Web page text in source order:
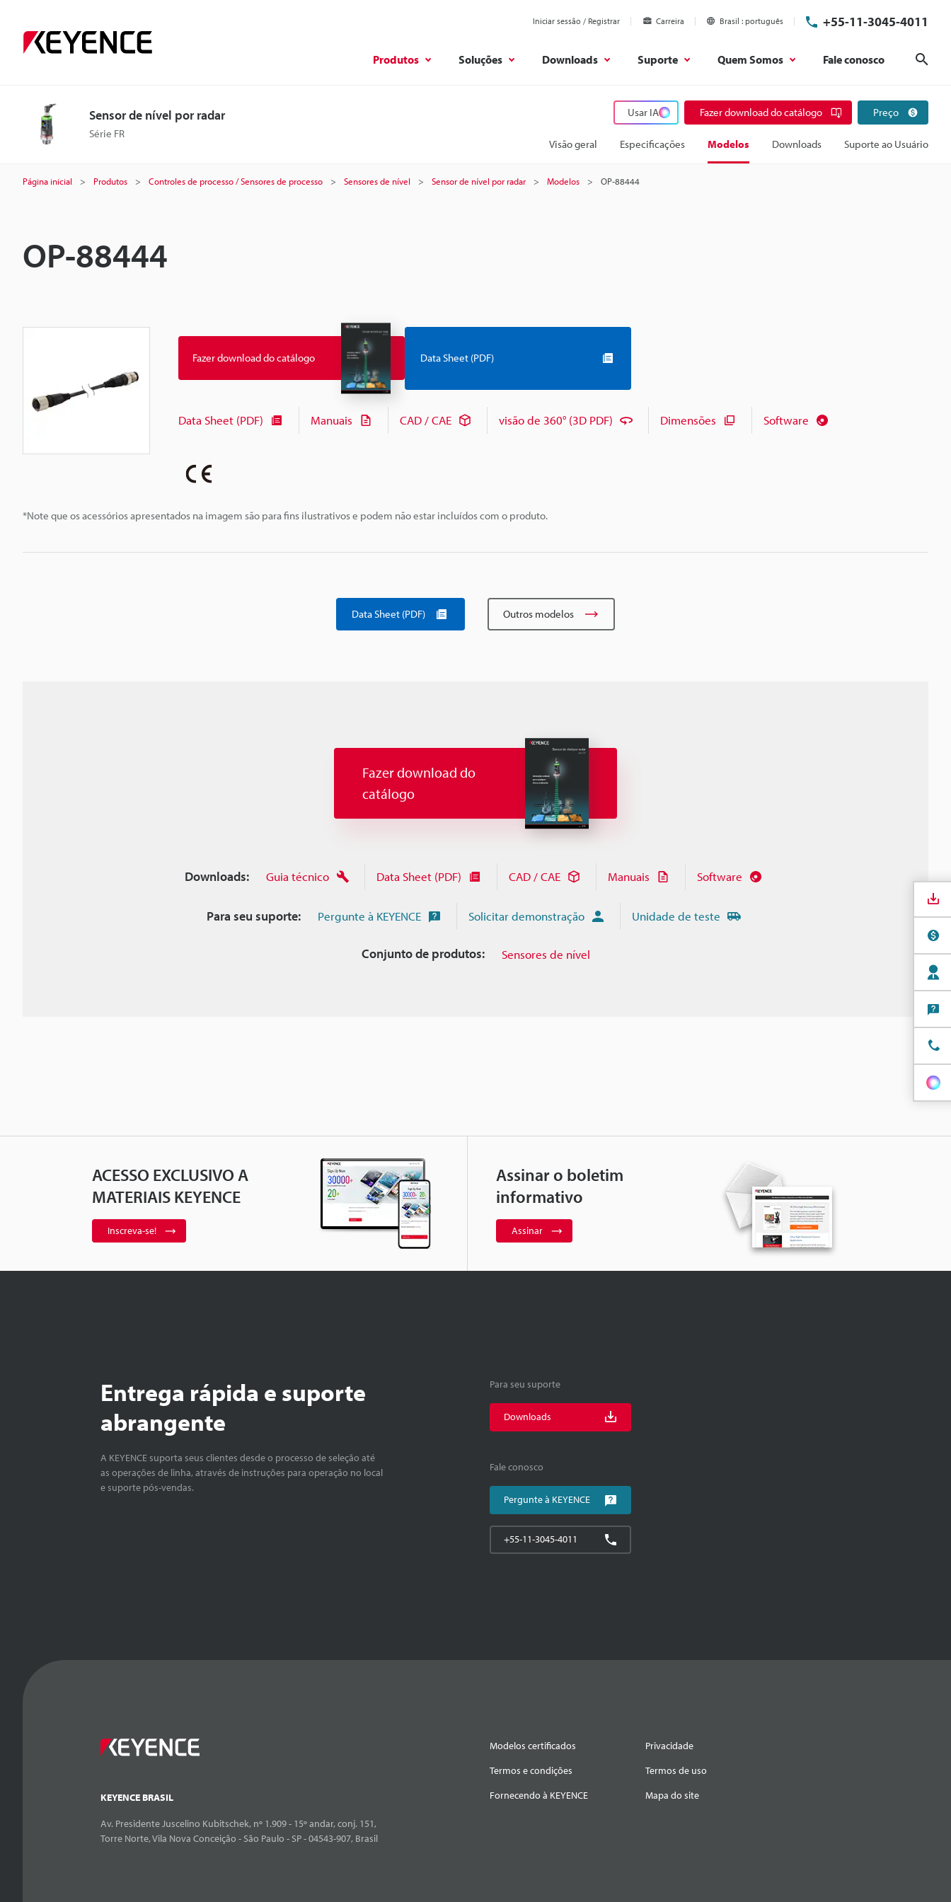
Iniciar sessão / Registrar Carreira Brasil português +55-11-3045-4011
Produtos Soluções Downloads Suporte Quem Somos Fale conosco
Sensor de nível por radar
Série FR
Usar IA Fazer download do catálogo Preço
Visão geral Especificações Modelos Downloads Suporte ao Usuário
Página inicial Produtos Controles de processo / Sensores de processo Sensores de nível Sensor de nível por radar Modelos OP-88444
OP-88444
*Note que os acessórios apresentados na imagem são para fins ilustrativos e podem não estar incluídos com o produto.
Fazer download do catálogo Data Sheet (PDF)
Data Sheet (PDF) Manuais CAD / CAE visão de 360° (3D PDF) Dimensões Software
Data Sheet (PDF) Outros modelos
Fazer download do
catálogo
Downloads: Guia técnico Data Sheet (PDF) CAD / CAE Manuais Software
Para seu suporte: Pergunte à KEYENCE Solicitar demonstração Unidade de teste
Conjunto de produtos: Sensores de nível
ACESSO EXCLUSIVO A
MATERIAIS KEYENCE
Inscreva-se!
Assinar o boletim
informativo
Assinar
Entrega rápida e suporte
abrangente
A KEYENCE suporta seus clientes desde o processo de seleção até
as operações de linha, através de instruções para operação no local
e suporte pós-vendas.
Para seu suporte
Downloads
Fale conosco
Pergunte à KEYENCE
+55-11-3045-4011
KEYENCE BRASIL
Av. Presidente Juscelino Kubitschek, nº 1.909 - 15º andar, conj. 151,
Torre Norte, Vila Nova Conceição - São Paulo - SP - 04543-907, Brasil
Modelos certificados
Privacidade
Termos e condições
Termos de uso
Fornecendo à KEYENCE
Mapa do site